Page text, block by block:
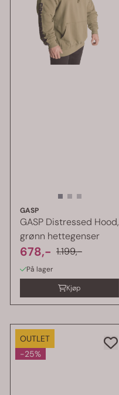
GASP
GASP Distressed Hood,
grønn hettegenser
678,- 1.199,-
På lager
Kjøp
OUTLET
-25%